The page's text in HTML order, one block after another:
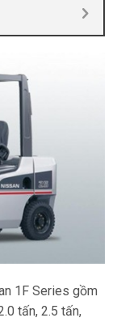
1F Series gồm
tấn, 2.5 tấn,